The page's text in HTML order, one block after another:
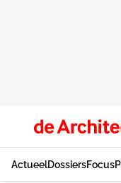
ActueelDossiersFocus